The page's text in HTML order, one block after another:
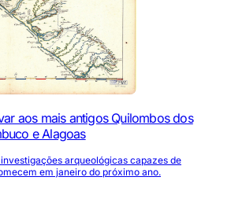
aos mais antigos Quilombos dos
e Alagoas
arqueológicas capazes de
em janeiro do próximo ano.